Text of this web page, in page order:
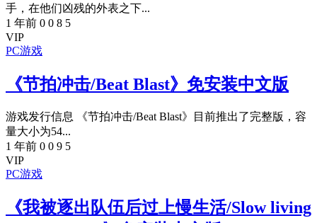
手，在他们凶残的外表之下...
1 年前 0 0 8 5
VIP
PC游戏
《节拍冲击/Beat Blast》免安装中文版
游戏发行信息 《节拍冲击/Beat Blast》目前推出了完整版，容
量大小为54...
1 年前 0 0 9 5
VIP
PC游戏
《我被逐出队伍后过上慢生活/Slow living